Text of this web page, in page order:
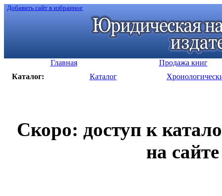
Добавить сайт в избранное
Главная
Продажа книг
Каталог:
Каталог
Скоро: доступ к
на